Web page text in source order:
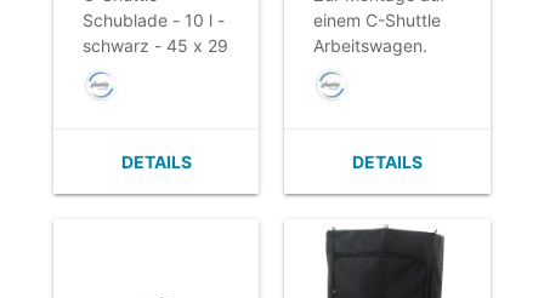
29 x 8,5 cm
Schublade - 10 l -
schwarz - 45 x 29
x 8,5 cm
DETAILS
einem C-Shuttle
Arbeitswagen.
DETAILS